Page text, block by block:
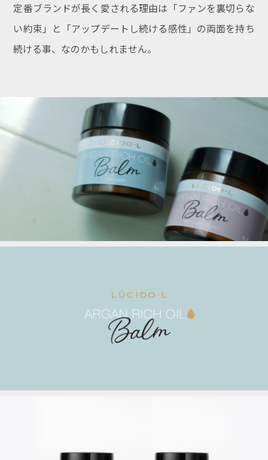
定番ブランドが長く愛される理由は「ファンを裏切らな
い約束」と「アップデートし続ける感性」の両面を持ち
続ける事、なのかもしれません。